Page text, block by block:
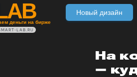
деньги на бирже
Новый дизайн
LAB.RU